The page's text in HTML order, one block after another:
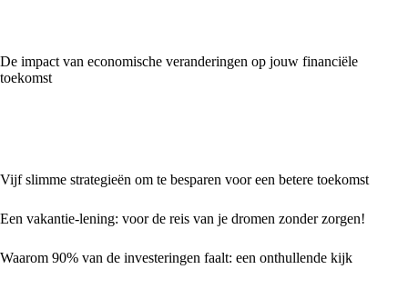
De impact van economische veranderingen op jouw financiële
toekomst
Vijf slimme strategieën om te besparen voor een betere toekomst
Een vakantie-lening: voor de reis van je dromen zonder zorgen!
Waarom 90% van de investeringen faalt: een onthullende kijk